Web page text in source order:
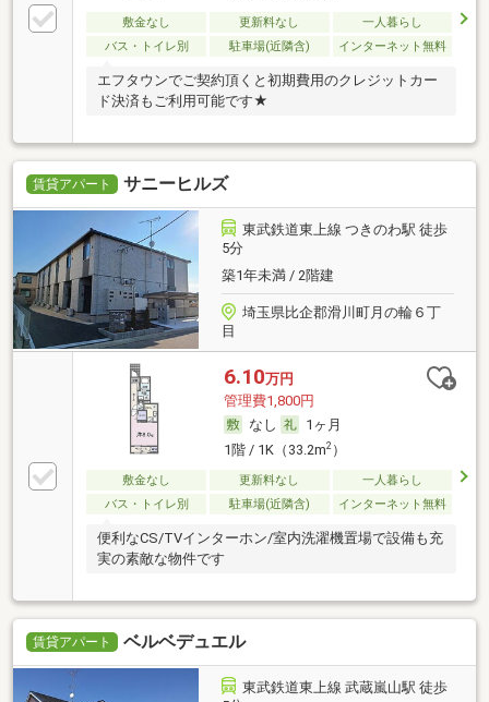
敷金なし 更新料なし
一人暮らし
バス・トイレ別
駐車場(近隣含) インターネット無料
エフタウンでご契約頂くと初期費用のクレジットカー
ド決済もご利用可能です★
賃貸アパート サニーヒルズ
東武鉄道東上線 つきのわ駅 徒歩
5分
築1年未満 / 2階建
埼玉県比企郡滑川町月の輪６丁
目
6.10万円
管理費1,800円
なし
1ヶ月
1階 / 1K（33.2m2）
敷金なし 更新料なし
一人暮らし
バス・トイレ別
駐車場(近隣含) インターネット無料
便利なCS/TVインターホン/室内洗濯機置場で設備も充
実の素敵な物件です
賃貸アパート ベルベデュエル
東武鉄道東上線 武蔵嵐山駅 徒歩